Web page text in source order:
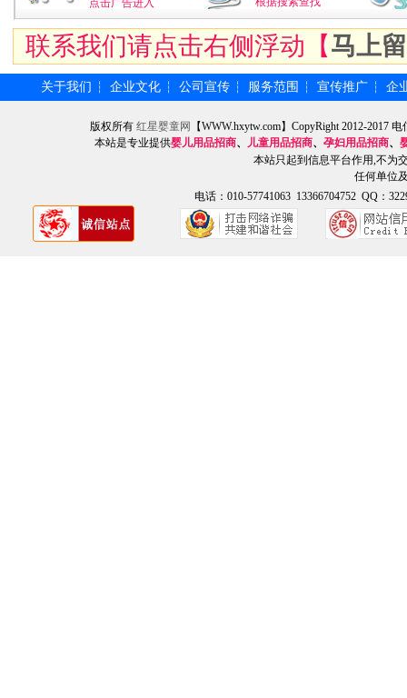
点击广告进入
联系我们请点击右侧浮动【马上
关于我们 ┆ 企业文化 ┆ 公司宣传 ┆ 服务范围 ┆ 宣传推广 ┆ 企
版权所有 红星婴童网
【WWW.hxytw.com】CopyRight 2012-2017
本站是专业提供婴儿用品招商、 儿童用品招商、 孕妇用品招商、
本站只起到信息平台作用,不为
任何单位
电话：010-57741063 13366704752 QQ：